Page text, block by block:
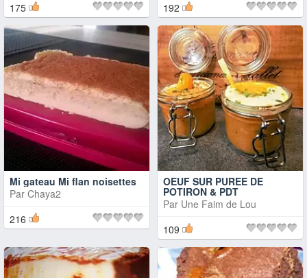
175
192
Mi gateau Mi flan noisettes
Par Chaya2
216
OEUF SUR PUREE DE
POTIRON & PDT
Par Une Faim de Lou
109